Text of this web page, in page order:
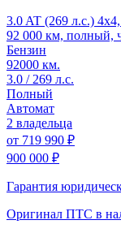
3.0 AT (269 л.с.)
92 000 км, полный,
Бензин
92000 км.
3.0 / 269 л.с.
Полный
Автомат
2 владельца
от 719 990 ₽
900 000 ₽
Гарантия
Оригинал ПТС в